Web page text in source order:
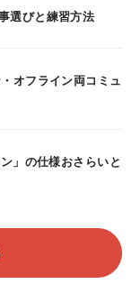
選びと練習方法
オフライン両コミュ
」の仕様おさらいと